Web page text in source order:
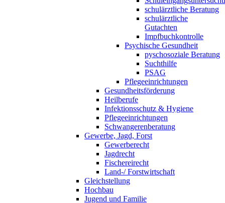
schulärztliche Beratung
schulärztliche
Gutachten
Impfbuchkontrolle
Psychische Gesundheit
pyschosoziale Beratung
Suchthilfe
PSAG
Pflegeeinrichtungen
Gesundheitsförderung
Heilberufe
Infektionsschutz & Hygiene
Pflegeeinrichtungen
Schwangerenberatung
Gewerbe, Jagd, Forst
Gewerberecht
Jagdrecht
Fischereirecht
Land-/ Forstwirtschaft
Gleichstellung
Hochbau
Jugend und Familie